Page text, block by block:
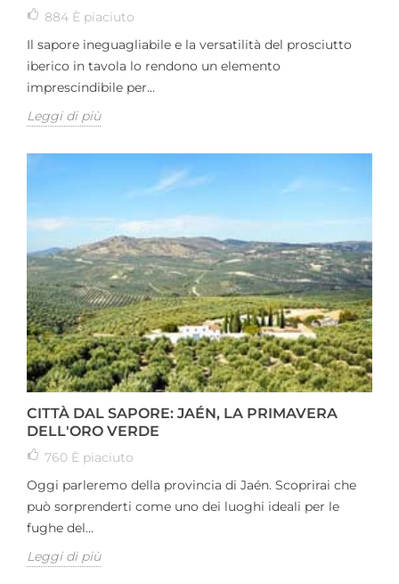
884 È piaciuto
Il sapore ineguagliabile e la versatilità del prosciutto
iberico in tavola lo rendono un elemento
imprescindibile per...
Leggi di più
CITTÀ DAL SAPORE: JAÉN, LA PRIMAVERA
DELL'ORO VERDE
760 È piaciuto
Oggi parleremo della provincia di Jaén. Scoprirai che
può sorprenderti come uno dei luoghi ideali per le
fughe del...
Leggi di più